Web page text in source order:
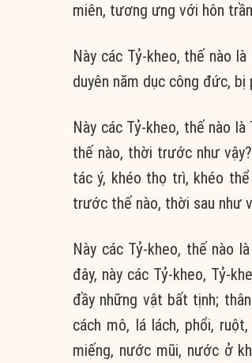
miên, tương ưng với hôn
Này các Tỷ-kheo, thế nào
duyên năm dục công đức, bị
Này các Tỷ-kheo, thế nào
thế nào, thời trước như
tác ý, khéo thọ trì, khéo
trước thế nào, thời sau như
Này các Tỷ-kheo, thế nào
đây, này các Tỷ-kheo, Tỷ-
đầy những vật bất tịnh;
cách mô, lá lách, phổi,
miếng, nước mũi, nước ở